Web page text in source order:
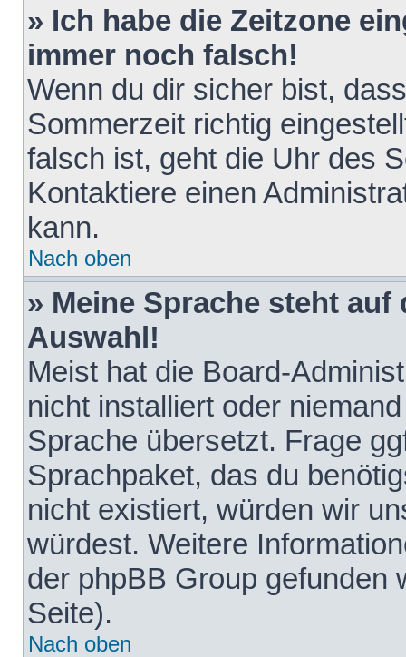
» Ich habe die Zeitzone
immer noch falsch!
Wenn du dir sicher bist,
Sommerzeit richtig
falsch ist, geht die Uhr des
Kontaktiere einen
kann.
Nach oben
» Meine Sprache steht
Auswahl!
Meist hat die Board-
nicht installiert oder
Sprache übersetzt. Frage
Sprachpaket, das du
nicht existiert, würden wir
würdest. Weitere
der phpBB Group gefunden
Seite).
Nach oben